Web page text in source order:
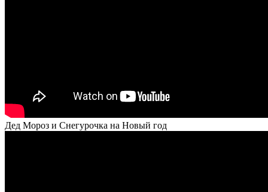
Дед Мороз и Снегурочка на Новый год